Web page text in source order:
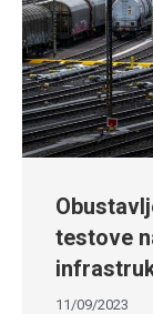
testove
11/09/2023